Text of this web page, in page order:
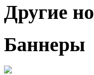
Другие
Баннеры